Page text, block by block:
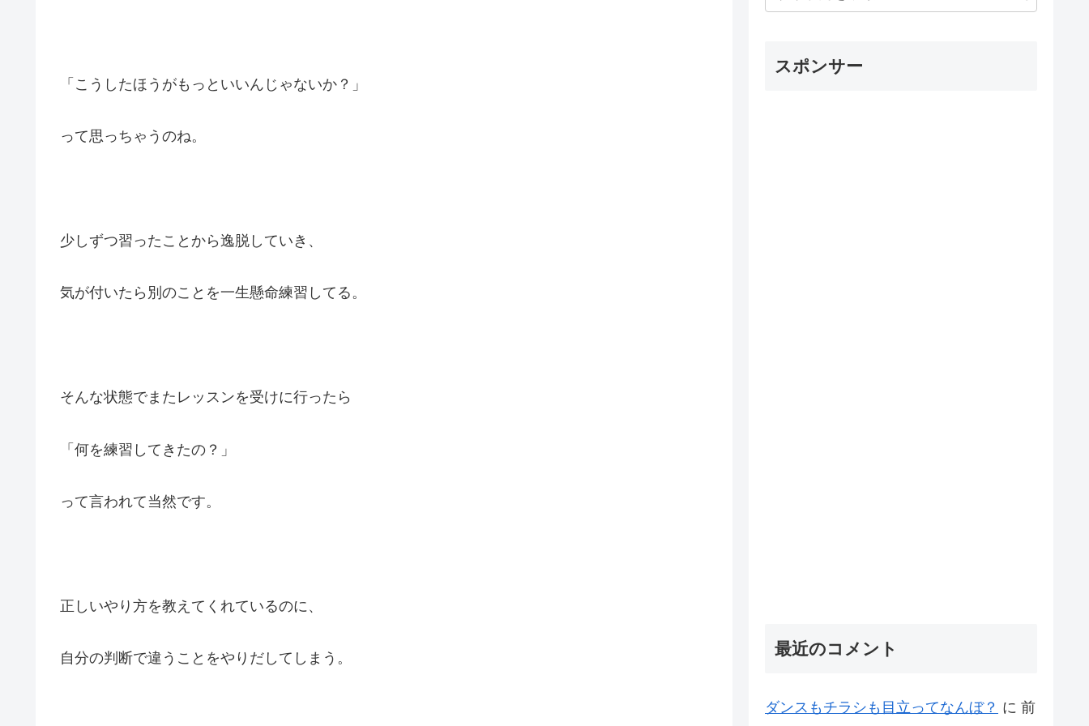
「こうしたほうがもっといいんじゃないか？」
って思っちゃうのね。
少しずつ習ったことから逸脱していき、
気が付いたら別のことを一生懸命練習してる。
そんな状態でまたレッスンを受けに行ったら
「何を練習してきたの？」
って言われて当然です。
正しいやり方を教えてくれているのに、
自分の判断で違うことをやりだしてしまう。
スポンサー
最近のコメント
ダンスもチラシも目立ってなんぼ？ に 前